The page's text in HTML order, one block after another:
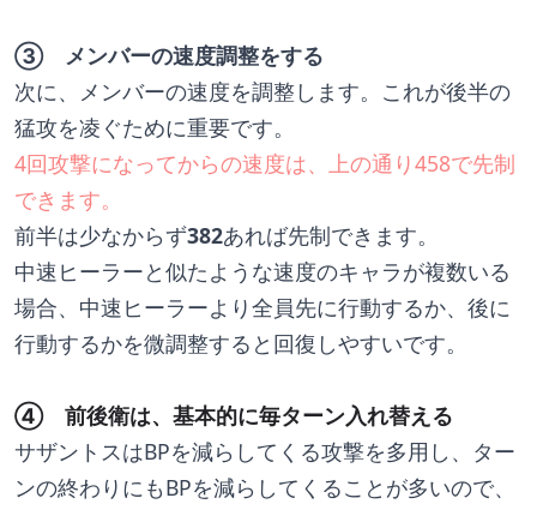
③　メンバーの速度調整をする
次に、メンバーの速度を調整します。これが後半の
猛攻を凌ぐために重要です。
4回攻撃になってからの速度は、上の通り458で先制
できます。
前半は少なからず382あれば先制できます。
中速ヒーラーと似たような速度のキャラが複数いる
場合、中速ヒーラーより全員先に行動するか、後に
行動するかを微調整すると回復しやすいです。
④　前後衛は、基本的に毎ターン入れ替える
サザントスはBPを減らしてくる攻撃を多用し、ター
ンの終わりにもBPを減らしてくることが多いので、